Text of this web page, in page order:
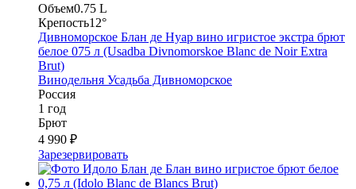
Объем0.75 L
Крепость12°
Дивноморское Блан де Нуар вино игристое экстра брют
белое 075 л (Usadba Divnomorskoe Blanc de Noir Extra
Brut)
Винодельня Усадьба Дивноморское
Россия
1 год
Брют
4 990 ₽
Зарезервировать